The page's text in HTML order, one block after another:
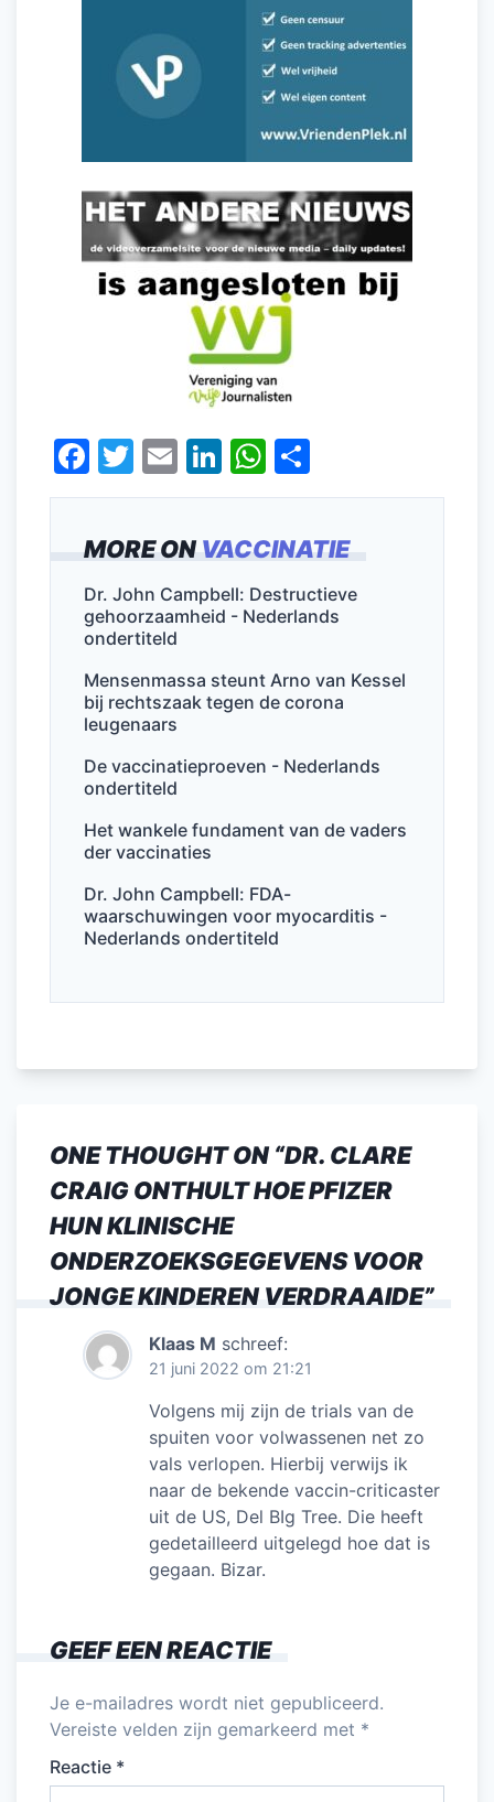
MORE ONVACCINATIE
Dr. John Campbell: Destructieve
gehoorzaamheid - Nederlands
ondertiteld
Mensenmassa steunt Arno van Kessel
bij rechtszaak tegen de corona
leugenaars
De vaccinatieproeven - Nederlands
ondertiteld
Het wankele fundament van de vaders
der vaccinaties
Dr. John Campbell: FDA-
waarschuwingen voor myocarditis -
Nederlands ondertiteld
F
a
e
b
o
o
k
T
w
er
E
m
l
Li
n
e
dI
n
W
h
s
A
p
p
el
n
ONE THOUGHT ON “DR. CLARE
CRAIG ONTHULT HOE PFIZER
HUN KLINISCHE
ONDERZOEKSGEGEVENS VOOR
JONGE KINDEREN VERDRAAIDE”
Klaas M schreef:
21 juni 2022 om 21:21
Volgens mij zijn de trials van de
spuiten voor volwassenen net zo
vals verlopen. Hierbij verwijs ik
naar de bekende vaccin-criticaster
uit de US, Del BIg Tree. Die heeft
gedetailleerd uitgelegd hoe dat is
gegaan. Bizar.
GEEF EEN REACTIE
Je e-mailadres wordt niet gepubliceerd.
Vereiste velden zijn gemarkeerd met *
Reactie *